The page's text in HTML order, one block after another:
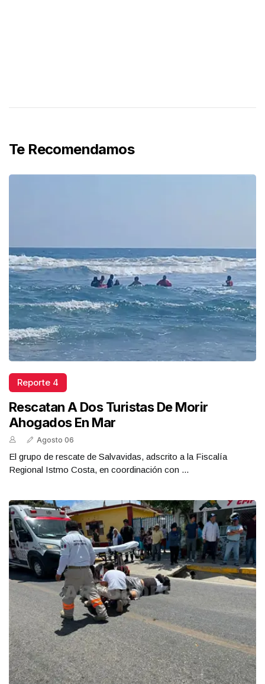
Te Recomendamos
Reporte 4
Rescatan A Dos Turistas De Morir
Ahogados En Mar
Agosto 06
El grupo de rescate de Salvavidas, adscrito a la Fiscalía
Regional Istmo Costa, en coordinación con ...